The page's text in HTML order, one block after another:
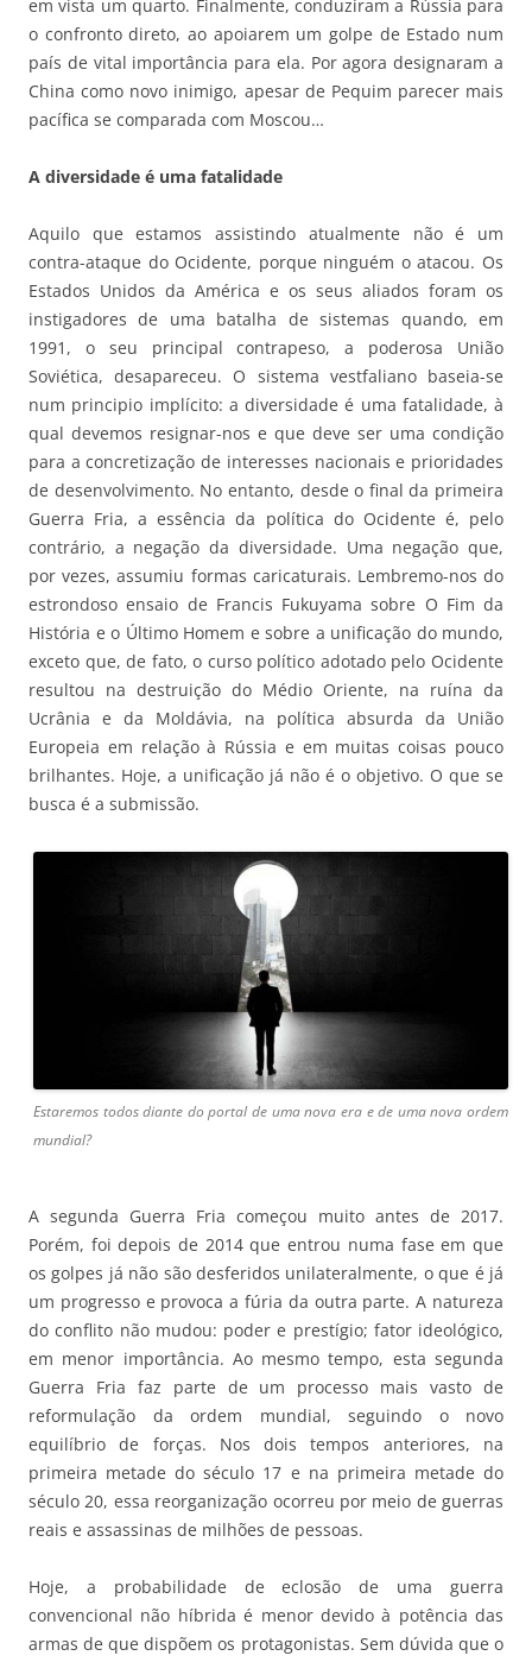
em vista um quarto. Finalmente, conduziram a Rússia para
o confronto direto, ao apoiarem um golpe de Estado num
país de vital importância para ela. Por agora designaram a
China como novo inimigo, apesar de Pequim parecer mais
pacífica se comparada com Moscou…
A diversidade é uma fatalidade
Aquilo que estamos assistindo atualmente não é um
contra-ataque do Ocidente, porque ninguém o atacou. Os
Estados Unidos da América e os seus aliados foram os
instigadores de uma batalha de sistemas quando, em
1991, o seu principal contrapeso, a poderosa União
Soviética, desapareceu. O sistema vestfaliano baseia-se
num principio implícito: a diversidade é uma fatalidade, à
qual devemos resignar-nos e que deve ser uma condição
para a concretização de interesses nacionais e prioridades
de desenvolvimento. No entanto, desde o final da primeira
Guerra Fria, a essência da política do Ocidente é, pelo
contrário, a negação da diversidade. Uma negação que,
por vezes, assumiu formas caricaturais. Lembremo-nos do
estrondoso ensaio de Francis Fukuyama sobre O Fim da
História e o Último Homem e sobre a unificação do mundo,
exceto que, de fato, o curso político adotado pelo Ocidente
resultou na destruição do Médio Oriente, na ruína da
Ucrânia e da Moldávia, na política absurda da União
Europeia em relação à Rússia e em muitas coisas pouco
brilhantes. Hoje, a unificação já não é o objetivo. O que se
busca é a submissão.
Estaremos todos diante do portal de uma nova era e de uma nova ordem
mundial?
A segunda Guerra Fria começou muito antes de 2017.
Porém, foi depois de 2014 que entrou numa fase em que
os golpes já não são desferidos unilateralmente, o que é já
um progresso e provoca a fúria da outra parte. A natureza
do conflito não mudou: poder e prestígio; fator ideológico,
em menor importância. Ao mesmo tempo, esta segunda
Guerra Fria faz parte de um processo mais vasto de
reformulação da ordem mundial, seguindo o novo
equilíbrio de forças. Nos dois tempos anteriores, na
primeira metade do século 17 e na primeira metade do
século 20, essa reorganização ocorreu por meio de guerras
reais e assassinas de milhões de pessoas.
Hoje, a probabilidade de eclosão de uma guerra
convencional não híbrida é menor devido à potência das
armas de que dispõem os protagonistas. Sem dúvida que o